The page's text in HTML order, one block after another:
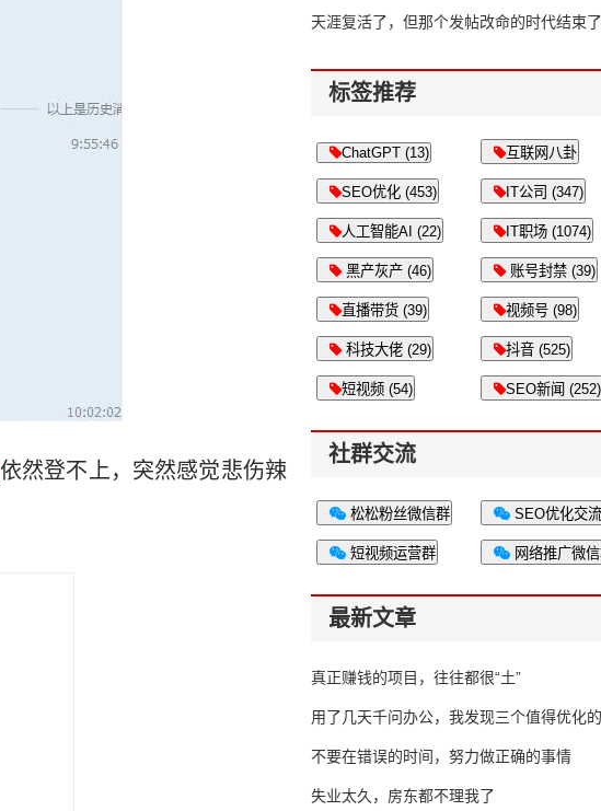
依然登不上，突然感觉悲伤辣
天涯复活了，但那个发帖改命的时代结束了
标签推荐
ChatGPT (13) 互联网八卦
SEO优化 (453) IT公司 (347)
人工智能AI (22) IT职场 (1074)
黑产灰产 (46) 账号封禁 (39)
直播带货 (39) 视频号 (98)
科技大佬 (29) 抖音 (525)
短视频 (54) SEO新闻 (252)
社群交流
松松粉丝微信群 SEO优化交
短视频运营群 网络推广微
最新文章
真正赚钱的项目，往往都很“土”
用了几天千问办公，我发现三个值得优化
不要在错误的时间，努力做正确的事情
失业太久，房东都不理我了